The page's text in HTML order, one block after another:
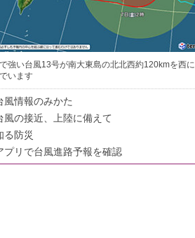
強い台風13号が南大東島の北北西約120kmを西に
います
風情報のみかた
風の接近、上陸に備えて
る防災
プリで台風進路予報を確認